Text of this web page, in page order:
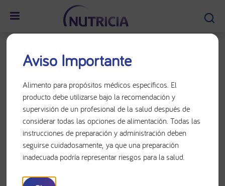
Áreas terapéuticas
Desnutrición relacionada con la enfermedad​
DESNUTRICIÓN
RELACIONADA CON LA
ENFERMEDAD
Aviso Importante
Alimento para propósitos médicos específicos. El
producto debe utilizarse bajo la recomendación y
supervisión de un profesional de la salud después de
considerar todas las opciones de alimentación. Todas las
instrucciones de preparación y administración deben
seguirse cuidadosamente, ya que una preparación
inadecuada podría representar riesgos para la salud.